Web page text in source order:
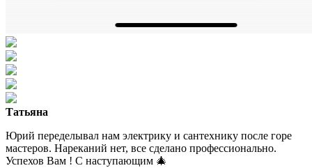
Татьяна
Юрий переделывал нам электрику и сантехнику после горе
мастеров. Нареканий нет, все сделано профессионально.
Успехов Вам ! С наступающим 🎄